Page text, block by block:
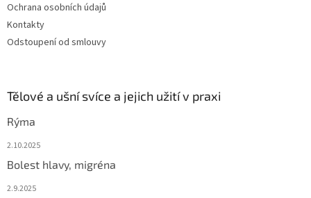
Ochrana osobních údajů
Kontakty
Odstoupení od smlouvy
Tělové a ušní svíce a jejich užití v praxi
Rýma
2.10.2025
Bolest hlavy, migréna
2.9.2025